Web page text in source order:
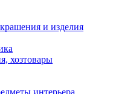
и изделия
хозтовары
интерьера